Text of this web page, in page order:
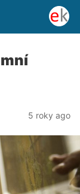
5 roky ago